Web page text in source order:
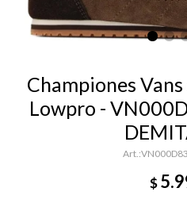
Championes
Lowpro -
$